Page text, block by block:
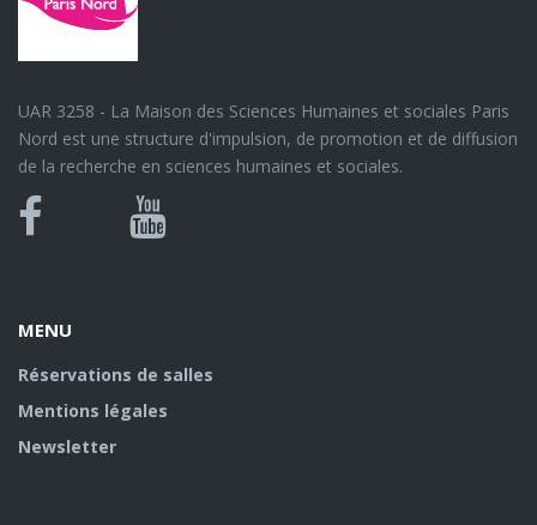
UAR 3258 - La Maison des Sciences Humaines et sociales Paris
Nord est une structure d'impulsion, de promotion et de diffusion
de la recherche en sciences humaines et sociales.
Bluesky
Canal
MENU
Réservations de salles
Mentions légales
Newsletter